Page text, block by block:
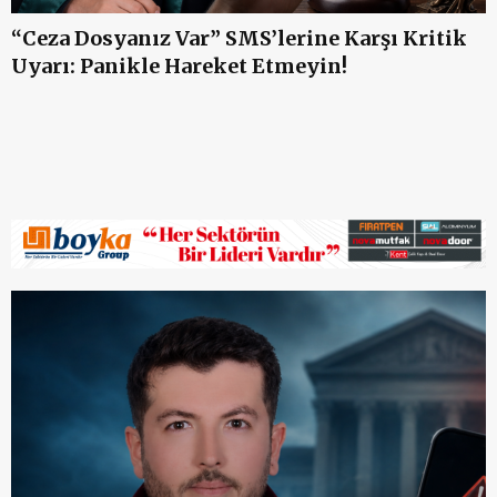
“Ceza Dosyanız Var” SMS’lerine Karşı Kritik
Uyarı: Panikle Hareket Etmeyin!